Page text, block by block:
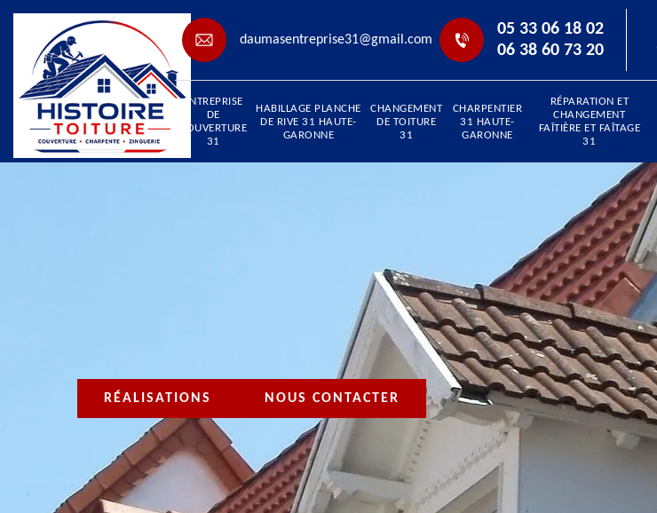
daumasentreprise31@gmail.com
05 33 06 18 02
06 38 60 73 20
ENTREPRISE
DE
COUVERTURE
31
HABILLAGE PLANCHE
DE RIVE 31 HAUTE-
GARONNE
CHANGEMENT
DE TOITURE
31
CHARPENTIER
31 HAUTE-
GARONNE
RÉPARATION ET
CHANGEMENT
FAÎTIÈRE ET FAÎTAGE
31
RÉALISATIONS NOUS CONTACTER